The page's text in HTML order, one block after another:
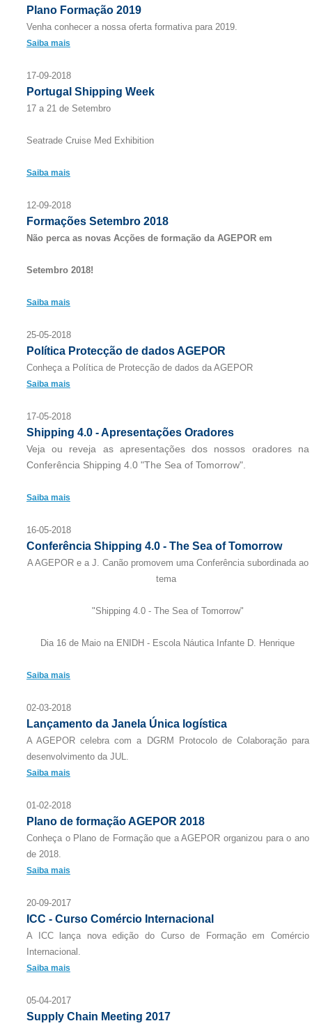
Plano Formação 2019
Venha conhecer a nossa oferta formativa para 2019.
Saiba mais
17-09-2018
Portugal Shipping Week
17 a 21 de Setembro
Seatrade Cruise Med Exhibition
Saiba mais
12-09-2018
Formações Setembro 2018
Não perca as novas Acções de formação da AGEPOR em
Setembro 2018!
Saiba mais
25-05-2018
Política Protecção de dados AGEPOR
Conheça a Política de Protecção de dados da AGEPOR
Saiba mais
17-05-2018
Shipping 4.0 - Apresentações Oradores
Veja ou reveja as apresentações dos nossos oradores na
Conferência Shipping 4.0 "The Sea of Tomorrow".
Saiba mais
16-05-2018
Conferência Shipping 4.0 - The Sea of Tomorrow
A AGEPOR e a J. Canão promovem uma Conferência subordinada ao
tema
"Shipping 4.0 - The Sea of Tomorrow"
Dia 16 de Maio na ENIDH - Escola Náutica Infante D. Henrique
Saiba mais
02-03-2018
Lançamento da Janela Única logística
A AGEPOR celebra com a DGRM Protocolo de Colaboração para
desenvolvimento da JUL.
Saiba mais
01-02-2018
Plano de formação AGEPOR 2018
Conheça o Plano de Formação que a AGEPOR organizou para o ano
de 2018.
Saiba mais
20-09-2017
ICC - Curso Comércio Internacional
A ICC lança nova edição do Curso de Formação em Comércio
Internacional.
Saiba mais
05-04-2017
Supply Chain Meeting 2017